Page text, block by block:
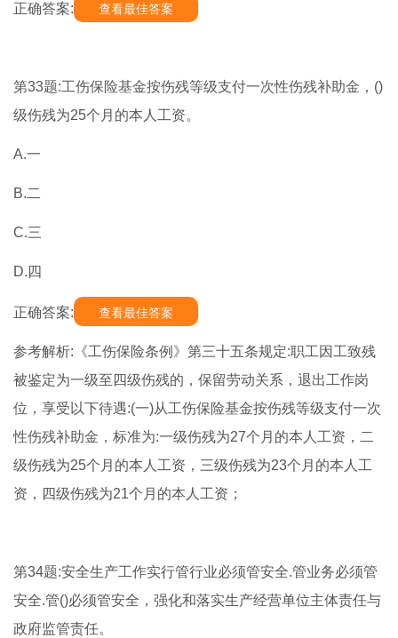
正确答案: 查看最佳答案
第33题:工伤保险基金按伤残等级支付一次性伤残补助金，()
级伤残为25个月的本人工资。
A.一
B.二
C.三
D.四
正确答案: 查看最佳答案
参考解析:《工伤保险条例》第三十五条规定:职工因工致残
被鉴定为一级至四级伤残的，保留劳动关系，退出工作岗
位，享受以下待遇:(一)从工伤保险基金按伤残等级支付一次
性伤残补助金，标准为:一级伤残为27个月的本人工资，二
级伤残为25个月的本人工资，三级伤残为23个月的本人工
资，四级伤残为21个月的本人工资；
第34题:安全生产工作实行管行业必须管安全.管业务必须管
安全.管()必须管安全，强化和落实生产经营单位主体责任与
政府监管责任。